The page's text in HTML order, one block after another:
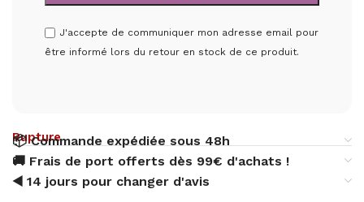
J'accepte de communiquer mon adresse email pour
être informé lors du retour en stock de ce produit.
Rupture
📦 Commande expédiée sous 48h
🚚 Frais de port offerts dès 99€ d'achats !
◀️ 14 jours pour changer d'avis